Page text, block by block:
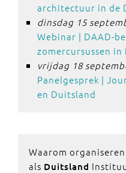
architectuur in de
dinsdag 15
Webinar | DAAD-
zomercursussen
vrijdag 18
Panelgesprek |
en Duitsland
Waarom
als Duitsland